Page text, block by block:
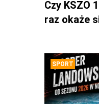
Czy KSZO
raz okaże
SPORT